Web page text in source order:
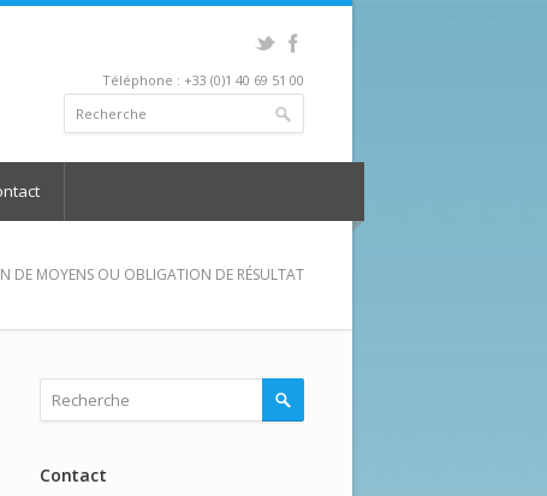
Téléphone : +33 (0)1 40 69 51 00
DE MOYENS OU OBLIGATION DE RÉSULTAT
Contact